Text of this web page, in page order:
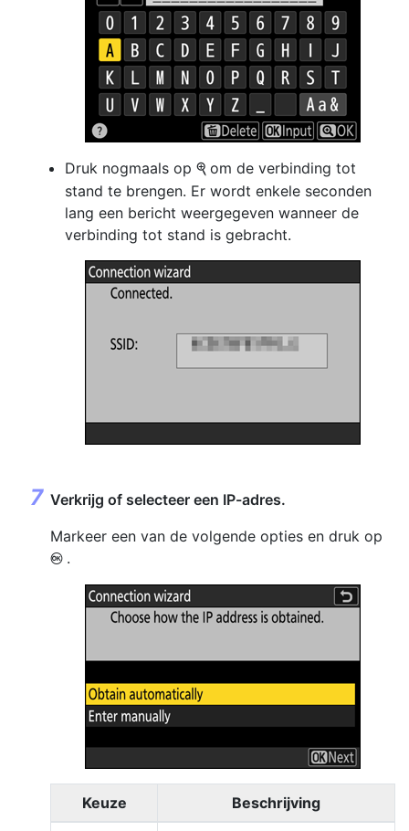
Druk nogmaals op X om de verbinding tot
stand te brengen. Er wordt enkele seconden
lang een bericht weergegeven wanneer de
verbinding tot stand is gebracht.
Verkrijg of selecteer een IP-adres.
Markeer een van de volgende opties en druk op
J .
Keuze Beschrijving